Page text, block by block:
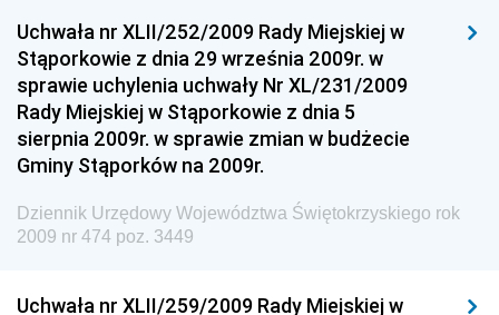
Dziennik Urzędowy Ministra Sportu
Dziennik Urzędowy Ministra Funduszy i Polityki
Regionalnej
Dziennik Urzędowy Ministra Aktywów Państwowych
Dziennik Urzędowy Ministra Zdrowia
Dziennik Urzędowy Ministra Środowiska i Głównego
Inspektora Ochrony Środowiska
Uchwała nr XLII/252/2009 Rady Miejskiej w
Stąporkowie z dnia 29 września 2009r. w
sprawie uchylenia uchwały Nr XL/231/2009
Rady Miejskiej w Stąporkowie z dnia 5
sierpnia 2009r. w sprawie zmian w budżecie
Gminy Stąporków na 2009r.
Dziennik Urzędowy Województwa Świętokrzyskiego rok
2009 nr 474 poz. 3449
Uchwała nr XLII/259/2009 Rady Miejskiej w